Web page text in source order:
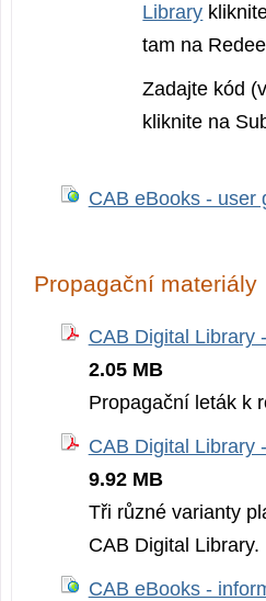
Library
tam na
Zadajte kód
kliknite na
CAB eBooks - user
Propagační materiály
CAB Digital Library
2.05 MB
Propagační leták k
CAB Digital Library
9.92 MB
Tři různé varianty
CAB Digital Library.
CAB eBooks -